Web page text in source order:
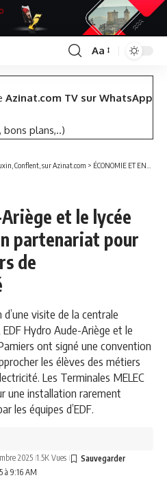
Font
Resizer
Aa
Azinat.com TV sur WhatsApp
plans,..)
Conflent, sur Azinat.com > ÉCONOMIE ET ENTREPRISES
et le lycée
partenariat pour
de
d’une visite de la centrale
Hydro Aude-Ariège et le
ont signé une convention
les élèves des métiers
Les Terminales MELEC
une installation rarement
les équipes d’EDF.
à 9:16 AM
2025 1.5K Vues